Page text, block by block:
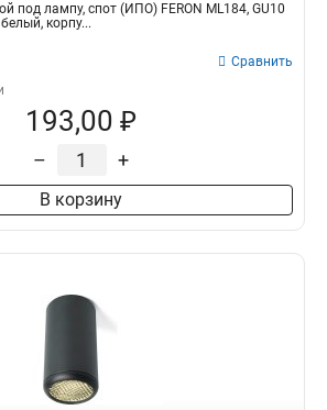
под лампу, спот (ИПО) FERON ML184, GU10
корпу...
Сравнить
193,00 ₽
– +
В корзину